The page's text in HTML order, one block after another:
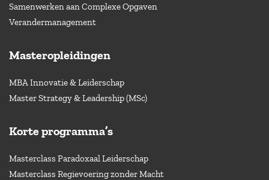
Samenwerken aan Complexe Opgaven
Verandermanagement
Masteropleidingen
MBA Innovatie & Leiderschap
Master Strategy & Leadership (MSc)
Korte programma’s
Masterclass Paradoxaal Leiderschap
Masterclass Regievoering zonder Macht